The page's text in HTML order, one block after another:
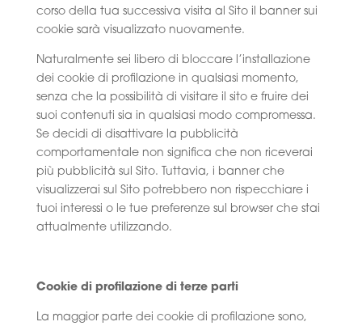
corso della tua successiva visita al Sito il banner sui
cookie sarà visualizzato nuovamente.
Naturalmente sei libero di bloccare l’installazione
dei cookie di profilazione in qualsiasi momento,
senza che la possibilità di visitare il sito e fruire dei
suoi contenuti sia in qualsiasi modo compromessa.
Se decidi di disattivare la pubblicità
comportamentale non significa che non riceverai
più pubblicità sul Sito. Tuttavia, i banner che
visualizzerai sul Sito potrebbero non rispecchiare i
tuoi interessi o le tue preferenze sul browser che stai
attualmente utilizzando.
Cookie di profilazione di terze parti
La maggior parte dei cookie di profilazione sono,